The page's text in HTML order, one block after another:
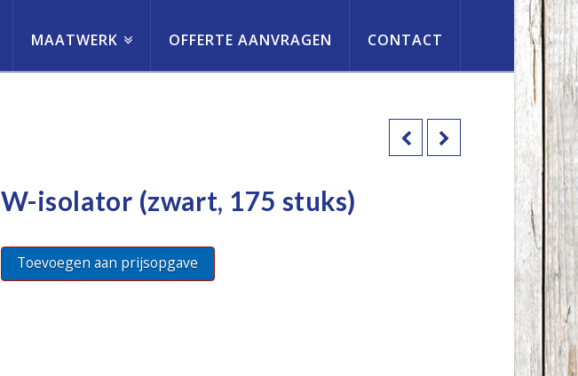
MAATWERK OFFERTE AANVRAGEN CONTACT
W-isolator (zwart, 175 stuks)
Toevoegen aan prijsopgave